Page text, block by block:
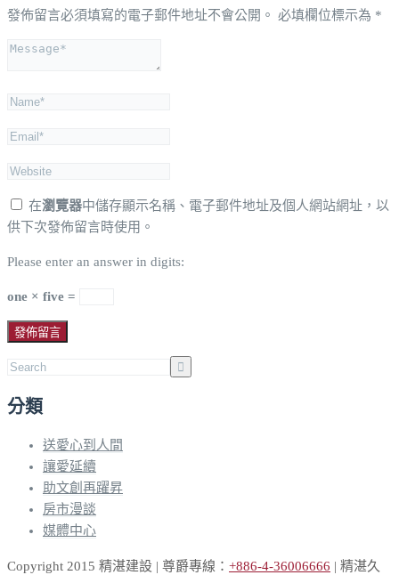
發佈留言必須填寫的電子郵件地址不會公開。 必填欄位標示為 *
在瀏覽器中儲存顯示名稱、電子郵件地址及個人網站網址，以
供下次發佈留言時使用。
Please enter an answer in digits:
one × five =
分類
送愛心到人間
讓愛延續
助文創再躍昇
房市漫談
媒體中心
Copyright 2015 精湛建設 | 尊爵專線： +886-4-36006666 | 精湛久